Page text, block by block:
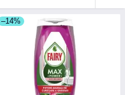
–14%